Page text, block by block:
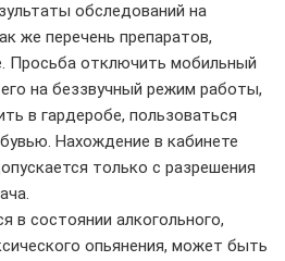
обследований на
же перечень препаратов,
Просьба отключить мобильный
на беззвучный режим работы,
в гардеробе, пользоваться
Нахождение в кабинете
только с разрешения
в состоянии алкогольного,
опьянения, может быть